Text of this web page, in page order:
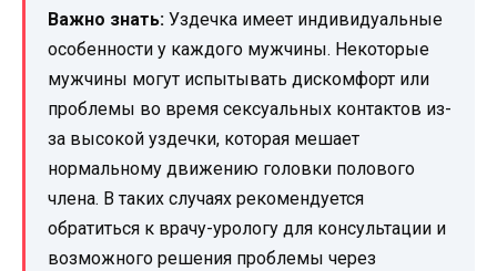
Важно знать: Уздечка имеет индивидуальные
особенности у каждого мужчины. Некоторые
мужчины могут испытывать дискомфорт или
проблемы во время сексуальных контактов из-
за высокой уздечки, которая мешает
нормальному движению головки полового
члена. В таких случаях рекомендуется
обратиться к врачу-урологу для консультации и
возможного решения проблемы через